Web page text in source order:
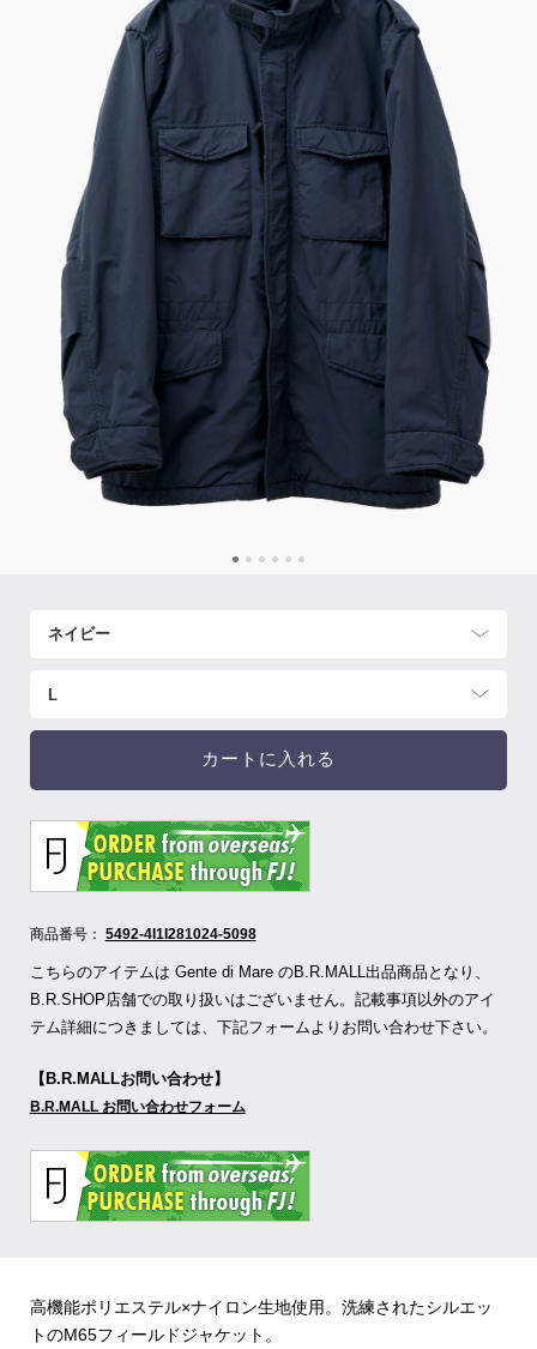
カートに入れる
商品番号： 5492-4I1I281024-5098
こちらのアイテムは Gente di Mare のB.R.MALL出品商品となり、
B.R.SHOP店舗での取り扱いはございません。記載事項以外のアイ
テム詳細につきましては、下記フォームよりお問い合わせ下さい。
【B.R.MALLお問い合わせ】
B.R.MALL お問い合わせフォーム
高機能ポリエステル×ナイロン生地使用。洗練されたシルエッ
トのM65フィールドジャケット。